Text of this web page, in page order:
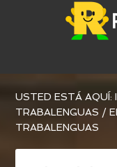
USTED ESTÁ AQUÍ:
TRABALENGUAS /
TRABALENGUAS